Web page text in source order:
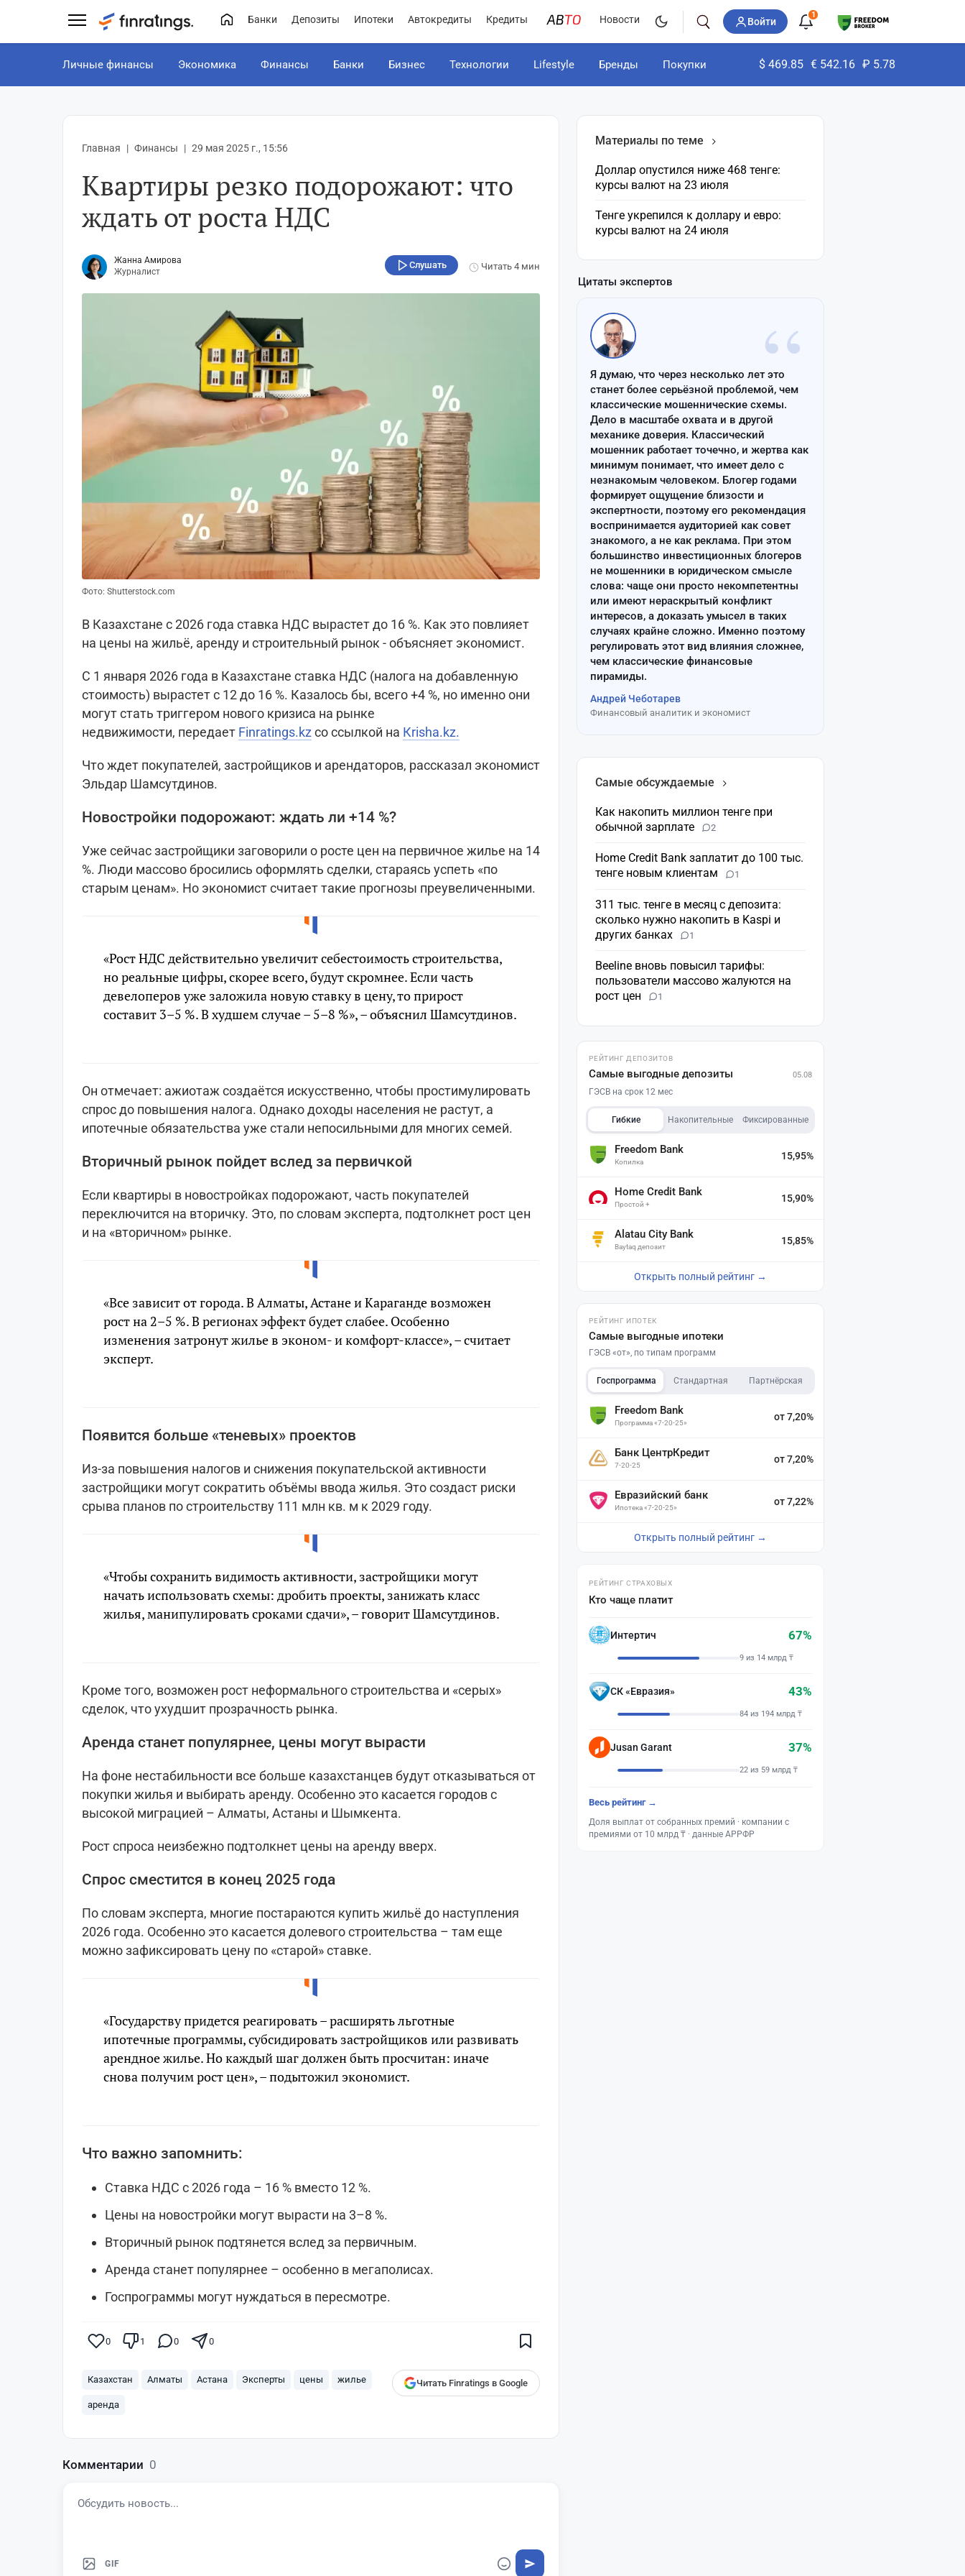
Банки Депозиты Ипотеки Автокредиты Кредиты Новости Войти
1
Личные финансы Экономика Финансы Банки Бизнес Технологии Lifestyle Бренды Покупки $ 469.85 € 542.16 ₽ 5.78
Главная Финансы 29 мая 2025 г., 15:56
Квартиры резко подорожают: что
ждать от роста НДС
Жанна Амирова
Журналист
Слушать Читать4 мин
Фото: Shutterstock.com
В Казахстане с 2026 года ставка НДС вырастет до 16 %. Как это повлияет
на цены на жильё, аренду и строительный рынок - объясняет экономист.
С 1 января 2026 года в Казахстане ставка НДС (налога на добавленную
стоимость) вырастет с 12 до 16 %. Казалось бы, всего +4 %, но именно они
могут стать триггером нового кризиса на рынке
недвижимости, передает Finratings.kzсо ссылкой на Кrisha.kz.
Что ждет покупателей, застройщиков и арендаторов, рассказал экономист
Эльдар Шамсутдинов.
Новостройки подорожают: ждать ли +14 %?
Уже сейчас застройщики заговорили о росте цен на первичное жилье на 14
%. Люди массово бросились оформлять сделки, стараясь успеть «по
старым ценам». Но экономист считает такие прогнозы преувеличенными.
«Рост НДС действительно увеличит себестоимость строительства,
но реальные цифры, скорее всего, будут скромнее. Если часть
девелоперов уже заложила новую ставку в цену, то прирост
составит 3–5 %. В худшем случае – 5–8 %», – объяснил Шамсутдинов.
Он отмечает: ажиотаж создаётся искусственно, чтобы простимулировать
спрос до повышения налога. Однако доходы населения не растут, а
ипотечные обязательства уже стали непосильными для многих семей.
Вторичный рынок пойдет вслед за первичкой
Если квартиры в новостройках подорожают, часть покупателей
переключится на вторичку. Это, по словам эксперта, подтолкнет рост цен
и на «вторичном» рынке.
«Все зависит от города. В Алматы, Астане и Караганде возможен
рост на 2–5 %. В регионах эффект будет слабее. Особенно
изменения затронут жилье в эконом- и комфорт-классе», – считает
эксперт.
Появится больше «теневых» проектов
Из-за повышения налогов и снижения покупательской активности
застройщики могут сократить объёмы ввода жилья. Это создаст риски
срыва планов по строительству 111 млн кв. м к 2029 году.
«Чтобы сохранить видимость активности, застройщики могут
начать использовать схемы: дробить проекты, занижать класс
жилья, манипулировать сроками сдачи», – говорит Шамсутдинов.
Кроме того, возможен рост неформального строительства и «серых»
сделок, что ухудшит прозрачность рынка.
Аренда станет популярнее, цены могут вырасти
На фоне нестабильности все больше казахстанцев будут отказываться от
покупки жилья и выбирать аренду. Особенно это касается городов с
высокой миграцией – Алматы, Астаны и Шымкента.
Рост спроса неизбежно подтолкнет цены на аренду вверх.
Спрос сместится в конец 2025 года
По словам эксперта, многие постараются купить жильё до наступления
2026 года. Особенно это касается долевого строительства – там еще
можно зафиксировать цену по «старой» ставке.
«Государству придется реагировать – расширять льготные
ипотечные программы, субсидировать застройщиков или развивать
арендное жилье. Но каждый шаг должен быть просчитан: иначе
снова получим рост цен», – подытожил экономист.
Что важно запомнить:
Ставка НДС с 2026 года – 16 % вместо 12 %.
Цены на новостройки могут вырасти на 3–8 %.
Вторичный рынок подтянется вслед за первичным.
Аренда станет популярнее – особенно в мегаполисах.
Госпрограммы могут нуждаться в пересмотре.
0 1 0 0
Казахстан Алматы Астана Эксперты цены жилье
аренда
Читать Finratings в Google
Finratings.kz
Комментарии 0
GIF
Материалы по теме
Доллар опустился ниже 468 тенге:
курсы валют на 23 июля
Тенге укрепился к доллару и евро:
курсы валют на 24 июля
Цитаты экспертов
“
Я думаю, что через несколько лет это
станет более серьёзной проблемой, чем
классические мошеннические схемы.
Дело в масштабе охвата и в другой
механике доверия. Классический
мошенник работает точечно, и жертва как
минимум понимает, что имеет дело с
незнакомым человеком. Блогер годами
формирует ощущение близости и
экспертности, поэтому его рекомендация
воспринимается аудиторией как совет
знакомого, а не как реклама. При этом
большинство инвестиционных блогеров
не мошенники в юридическом смысле
слова: чаще они просто некомпетентны
или имеют нераскрытый конфликт
интересов, а доказать умысел в таких
случаях крайне сложно. Именно поэтому
регулировать этот вид влияния сложнее,
чем классические финансовые
пирамиды.
Андрей Чеботарев
Финансовый аналитик и экономист
Самые обсуждаемые
Как накопить миллион тенге при
обычной зарплате
2
Home Credit Bank заплатит до 100 тыс.
тенге новым клиентам
1
311 тыс. тенге в месяц с депозита:
сколько нужно накопить в Kaspi и
других банках
1
Beeline вновь повысил тарифы:
пользователи массово жалуются на
рост цен
1
РЕЙТИНГ ДЕПОЗИТОВ
Самые выгодные депозиты 05.08
ГЭСВ на срок 12 мес
Гибкие Накопительные Фиксированные
Freedom Bank
Копилка
15,95%
Home Credit Bank
Простой +
15,90%
Alatau City Bank
Baytaq депозит
15,85%
Открыть полный рейтинг →
РЕЙТИНГ ИПОТЕК
Самые выгодные ипотеки
ГЭСВ «от», по типам программ
Госпрограмма Стандартная Партнёрская
Freedom Bank
Программа «7-20-25»
от 7,20%
Банк ЦентрКредит
7-20-25
от 7,20%
Евразийский банк
Ипотека «7-20-25»
от 7,22%
Открыть полный рейтинг →
РЕЙТИНГ СТРАХОВЫХ
Кто чаще платит
Интертич 67%
9 из 14 млрд ₸
СК «Евразия» 43%
84 из 194 млрд ₸
Jusan Garant 37%
22 из 59 млрд ₸
Весь рейтинг →
Доля выплат от собранных премий · компании с
премиями от 10 млрд ₸ · данные АРРФР